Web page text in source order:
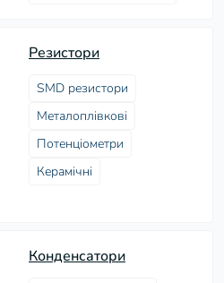
Резистори
SMD резистори
Металоплівкові
Потенціометри
Керамічні
Конденсатори